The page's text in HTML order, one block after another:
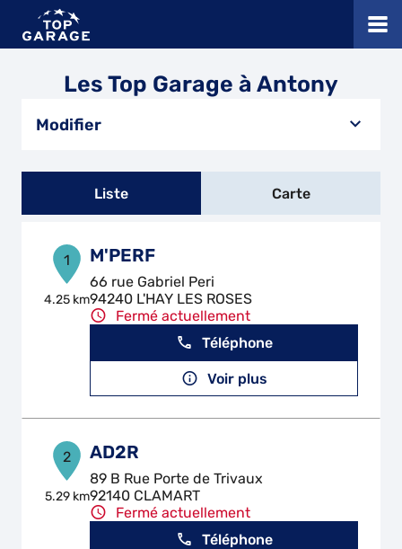
Les Top Garage à Antony
Modifier
Liste Carte
1
4.25 km
M'PERF
66 rue Gabriel Peri
94240 L'HAY LES ROSES
Fermé actuellement
Téléphone
Voir plus
2
5.29 km
AD2R
89 B Rue Porte de Trivaux
92140 CLAMART
Fermé actuellement
Téléphone